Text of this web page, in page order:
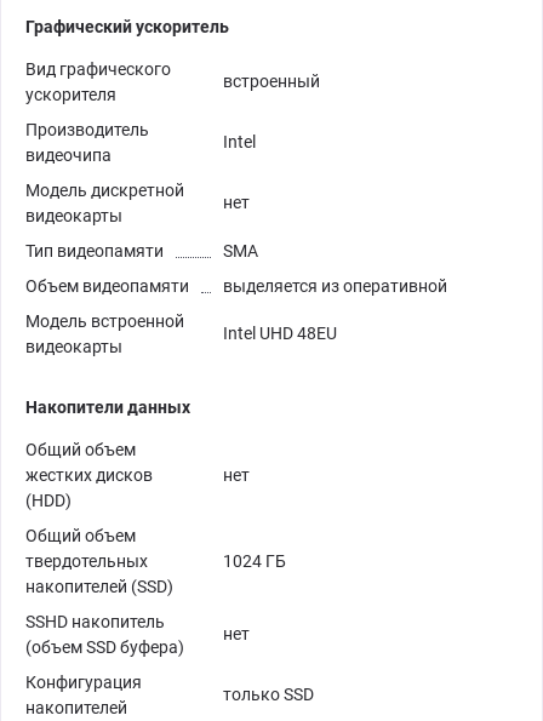
Графический ускоритель
Вид графического
ускорителя
встроенный
Производитель
видеочипа
Intel
Модель дискретной
видеокарты
нет
Тип видеопамяти
SMA
Объем видеопамяти
выделяется из оперативной
Модель встроенной
видеокарты
Intel UHD 48EU
Накопители данных
Общий объем
жестких дисков
(HDD)
нет
Общий объем
твердотельных
накопителей (SSD)
1024 ГБ
SSHD накопитель
(объем SSD буфера)
нет
Конфигурация
накопителей
только SSD